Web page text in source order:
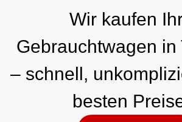
Wir kaufen
Gebrauchtwagen in
– schnell,
besten